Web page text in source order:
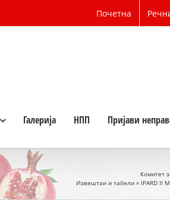
Почетна
Галерија НПП Пријави
Комитет
Извештаи и табели» IPARD II